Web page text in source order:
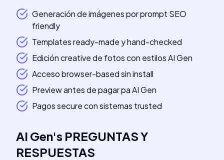
Generación de imágenes por prompt SEO
friendly
Templates ready-made y hand-checked
Edición creative de fotos con estilos AI Gen
Acceso browser-based sin install
Preview antes de pagar pa AI Gen
Pagos secure con sistemas trusted
AI Gen's PREGUNTAS Y
RESPUESTAS